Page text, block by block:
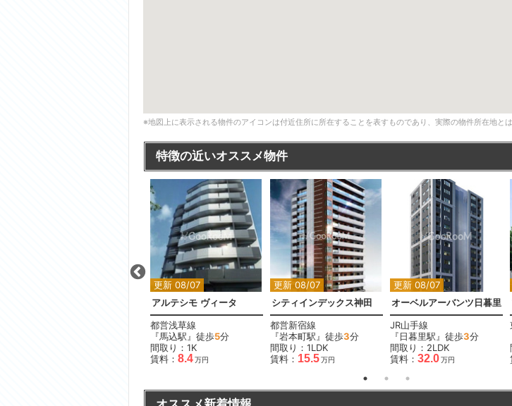
※地図上に表示される物件のアイコンは付近住所に所在することを表すものであり、実際の物件所在地と
特徴の近いオススメ物件
更新 08/07
アルテシモ ヴィータ
都営浅草線
『馬込駅』徒歩5分
間取り：1K
賃料： 8.4万円
更新 08/07
シティインデックス神田
都営新宿線
『岩本町駅』徒歩3分
間取り：1LDK
賃料： 15.5万円
更新 08/07
オーベルアーバンツ日暮里
JR山手線
『日暮里駅』徒歩3分
間取り：2LDK
賃料： 32.0万円